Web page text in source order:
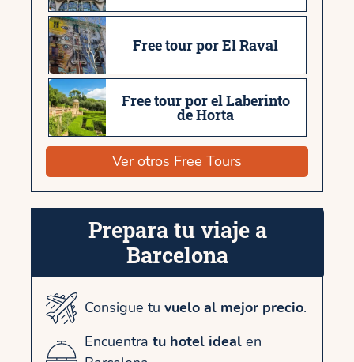
Free tour por El Raval
Free tour por el Laberinto
de Horta
Ver otros Free Tours
Prepara tu viaje a
Barcelona
Consigue tu vuelo al mejor precio.
Encuentra tu hotel ideal en